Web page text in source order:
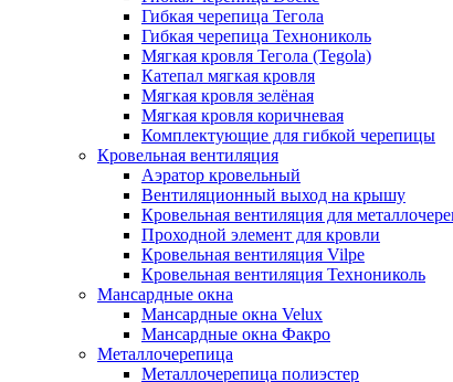
Гибкая черепица Тегола
Гибкая черепица Технониколь
Мягкая кровля Тегола (Tegola)
Катепал мягкая кровля
Мягкая кровля зелёная
Мягкая кровля коричневая
Комплектующие для гибкой черепицы
Кровельная вентиляция
Аэратор кровельный
Вентиляционный выход на крышу
Кровельная вентиляция для
Проходной элемент для кровли
Кровельная вентиляция Vilpe
Кровельная вентиляция Технониколь
Мансардные окна
Мансардные окна Velux
Мансардные окна Факро
Металлочерепица
Металлочерепица полиэстер